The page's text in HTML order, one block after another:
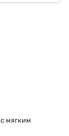
мягким